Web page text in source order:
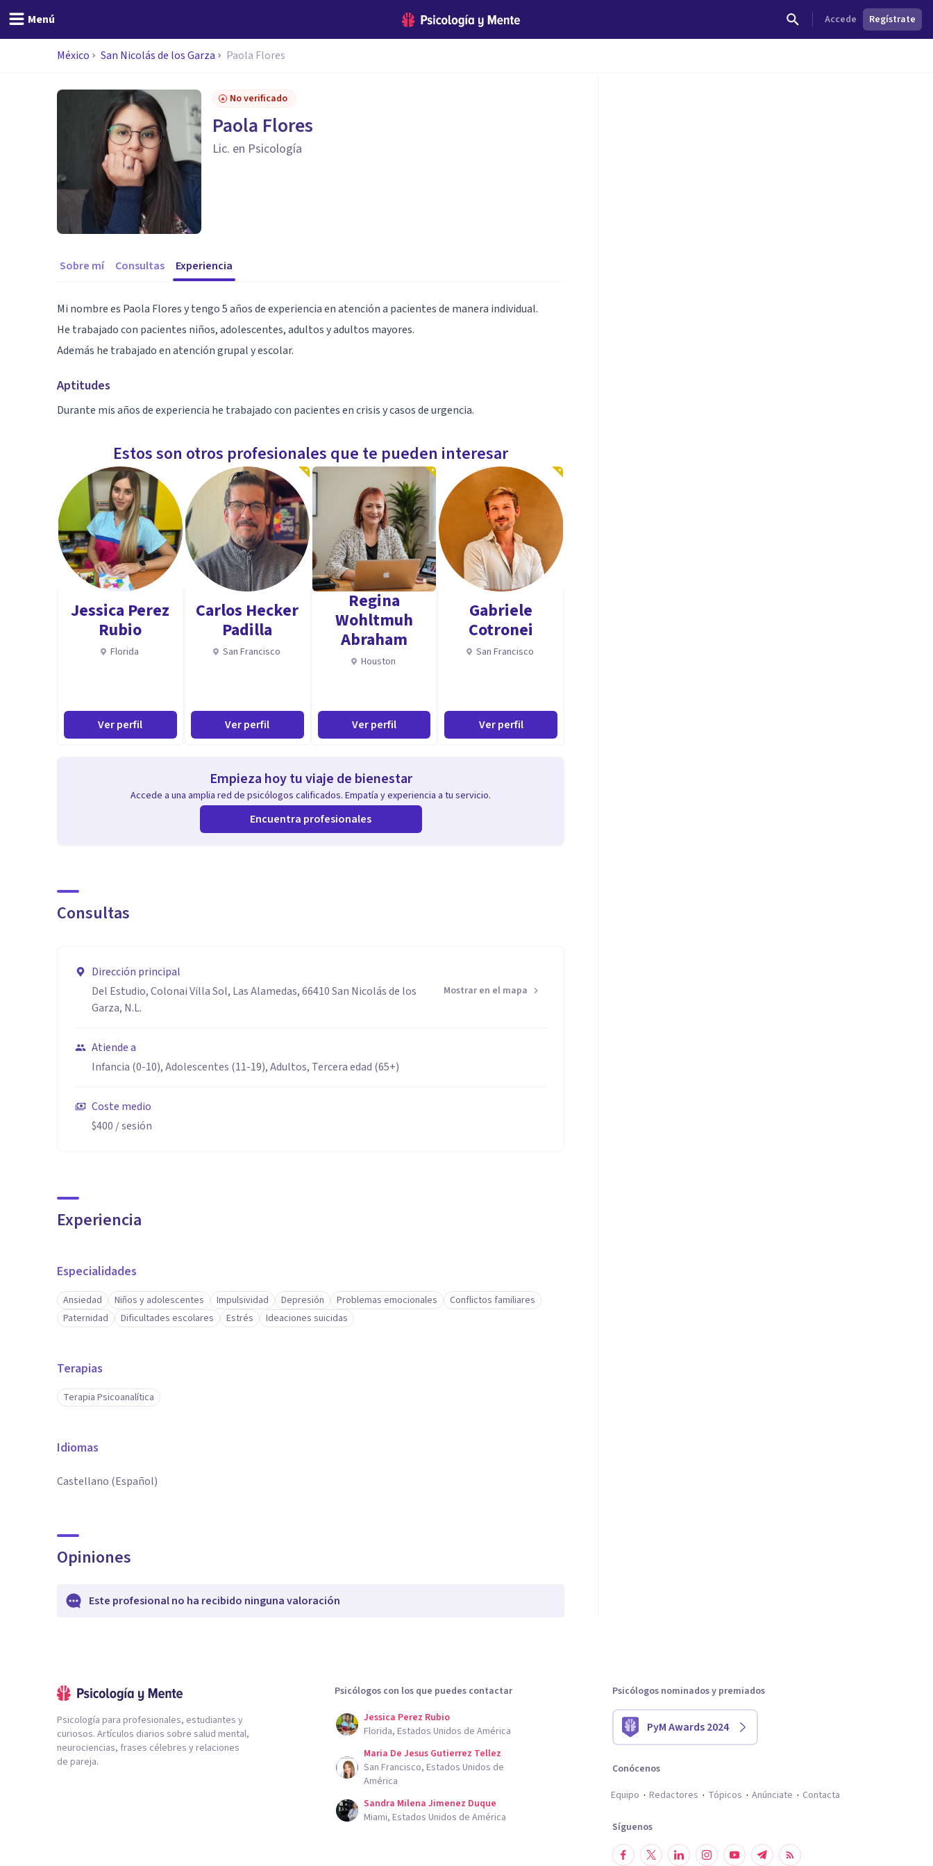
Menú Accede Regístrate
México San Nicolás de los Garza Paola Flores
No verificado
Paola Flores
Lic. en Psicología
Sobre mí Consultas Experiencia
Mi nombre es Paola Flores y tengo 5 años de experiencia en atención a pacientes de manera individual.
He trabajado con pacientes niños, adolescentes, adultos y adultos mayores.
Además he trabajado en atención grupal y escolar.
Aptitudes
Durante mis años de experiencia he trabajado con pacientes en crisis y casos de urgencia.
Estos son otros profesionales que te pueden interesar
Jessica Perez
Rubio
Florida
Ver perfil
Carlos Hecker
Padilla
San Francisco
Ver perfil
Regina
Wohltmuh
Abraham
Houston
Ver perfil
Gabriele
Cotronei
San Francisco
Ver perfil
Empieza hoy tu viaje de bienestar
Accede a una amplia red de psicólogos calificados. Empatía y experiencia a tu servicio.
Encuentra profesionales
Consultas
Dirección principal
Del Estudio, Colonai Villa Sol, Las Alamedas, 66410 San Nicolás de los
Garza, N.L.
Mostrar en el mapa
Atiende a
Infancia (0-10), Adolescentes (11-19), Adultos, Tercera edad (65+)
Coste medio
$400 / sesión
Experiencia
Especialidades
Ansiedad Niños y adolescentes Impulsividad Depresión Problemas emocionales
Conflictos familiares
Paternidad
Dificultades escolares Estrés Ideaciones suicidas
Terapias
Terapia Psicoanalítica
Idiomas
Castellano (Español)
Opiniones
Este profesional no ha recibido ninguna valoración
Psicología para profesionales, estudiantes y
curiosos. Artículos diarios sobre salud mental,
neurociencias, frases célebres y relaciones
de pareja.
Psicólogos con los que puedes contactar
Jessica Perez Rubio
Florida, Estados Unidos de América
Maria De Jesus Gutierrez Tellez
San Francisco, Estados Unidos de
América
Sandra Milena Jimenez Duque
Miami, Estados Unidos de América
Psicólogos nominados y premiados
PyM Awards 2024
Conócenos
Equipo
Redactores Tópicos Anúnciate Contacta
Síguenos